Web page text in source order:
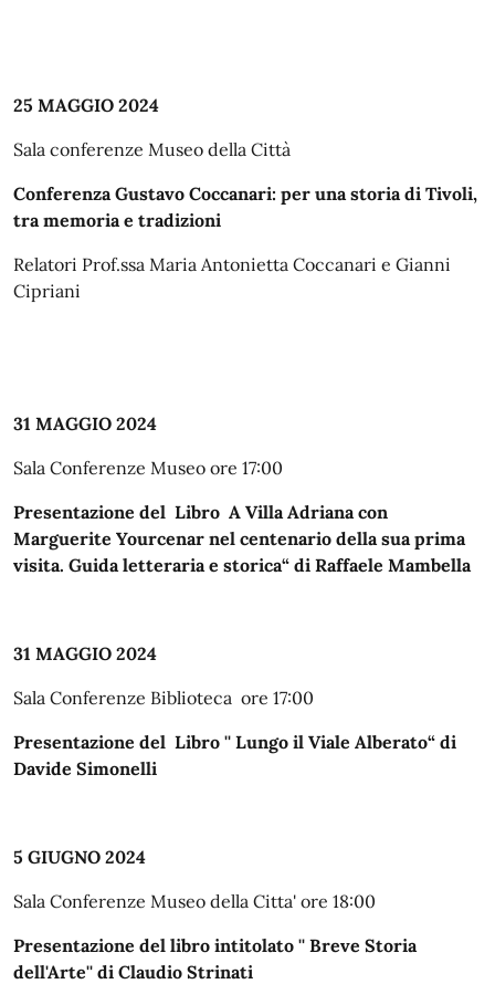
25 MAGGIO 2024
Sala conferenze Museo della Città
Conferenza Gustavo Coccanari: per una storia di Tivoli,
tra memoria e tradizioni
Relatori Prof.ssa Maria Antonietta Coccanari e Gianni
Cipriani
31 MAGGIO 2024
Sala Conferenze Museo ore 17:00
Presentazione del Libro A Villa Adriana con
Marguerite Yourcenar nel centenario della sua prima
visita. Guida letteraria e storica“ di Raffaele Mambella
31 MAGGIO 2024
Sala Conferenze Biblioteca ore 17:00
Presentazione del Libro '' Lungo il Viale Alberato“ di
Davide Simonelli
5 GIUGNO 2024
Sala Conferenze Museo della Citta' ore 18:00
Presentazione del libro intitolato '' Breve Storia
dell'Arte'' di Claudio Strinati